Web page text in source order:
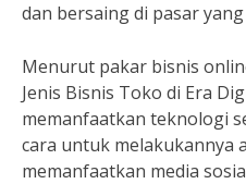
dan bersaing di pasar
Menurut pakar bisnis
Jenis Bisnis Toko di Era
memanfaatkan teknologi
cara untuk melakukannya
memanfaatkan media